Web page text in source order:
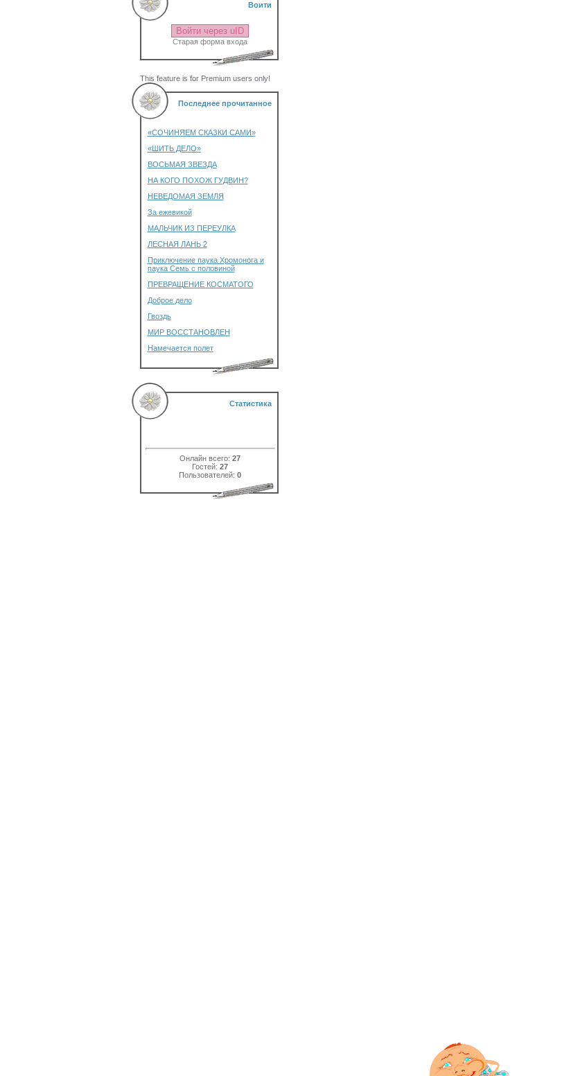
Воити
Войти через uID
Старая форма входа
This feature is for Premium users only!
Последнее прочитанное
«СОЧИНЯЕМ СКАЗКИ САМИ»
«ШИТЬ ДЕЛО»
ВОСЬМАЯ ЗВЕЗДА
НА КОГО ПОХОЖ ГУДВИН?
НЕВЕДОМАЯ ЗЕМЛЯ
За ежевикой
МАЛЬЧИК ИЗ ПЕРЕУЛКА
ЛЕСНАЯ ЛАНЬ 2
Приключение паука Хромонога и
паука Семь с половиной
ПРЕВРАЩЕНИЕ КОСМАТОГО
Доброе дело
Гвоздь
МИР ВОССТАНОВЛЕН
Намечается полет
Статистика
Онлайн всего: 27
Гостей: 27
Пользователей: 0